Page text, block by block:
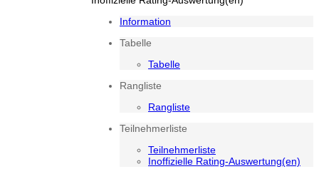
Information
Tabelle
Tabelle
Rangliste
Rangliste
Teilnehmerliste
Teilnehmerliste
Inoffizielle Rating-Auswertung(en)